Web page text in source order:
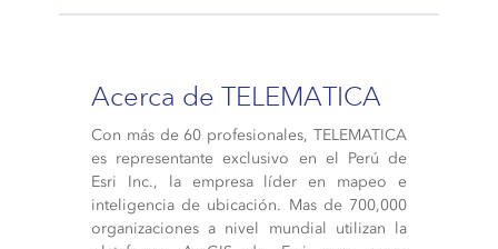
Acerca de TELEMATICA
Con más de 60 profesionales, TELEMATICA
es representante exclusivo en el Perú de
Esri Inc., la empresa líder en mapeo e
inteligencia de ubicación. Mas de 700,000
organizaciones a nivel mundial utilizan la